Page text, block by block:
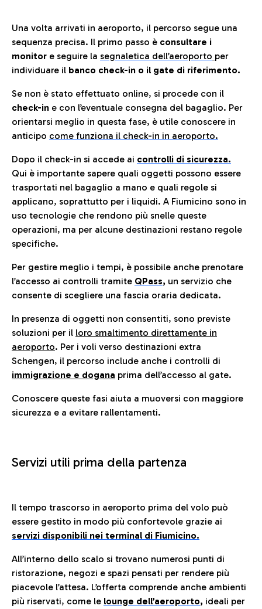
Una volta arrivati in aeroporto, il percorso segue una
sequenza precisa. Il primo passo è consultare i
monitor e seguire la segnaletica dell’aeroporto per
individuare il banco check-in o il gate di riferimento.
Se non è stato effettuato online, si procede con il
check-in e con l’eventuale consegna del bagaglio. Per
orientarsi meglio in questa fase, è utile conoscere in
anticipo come funziona il check-in in aeroporto.
Dopo il check-in si accede ai controlli di sicurezza.
Qui è importante sapere quali oggetti possono essere
trasportati nel bagaglio a mano e quali regole si
applicano, soprattutto per i liquidi. A Fiumicino sono in
uso tecnologie che rendono più snelle queste
operazioni, ma per alcune destinazioni restano regole
specifiche.
Per gestire meglio i tempi, è possibile anche prenotare
l’accesso ai controlli tramite QPass, un servizio che
consente di scegliere una fascia oraria dedicata.
In presenza di oggetti non consentiti, sono previste
soluzioni per il loro smaltimento direttamente in
aeroporto. Per i voli verso destinazioni extra
Schengen, il percorso include anche i controlli di
immigrazione e dogana prima dell’accesso al gate.
Conoscere queste fasi aiuta a muoversi con maggiore
sicurezza e a evitare rallentamenti.
Servizi utili prima della partenza
Il tempo trascorso in aeroporto prima del volo può
essere gestito in modo più confortevole grazie ai
servizi disponibili nei terminal di Fiumicino.
All’interno dello scalo si trovano numerosi punti di
ristorazione, negozi e spazi pensati per rendere più
piacevole l’attesa. L’offerta comprende anche ambienti
più riservati, come le lounge dell’aeroporto, ideali per